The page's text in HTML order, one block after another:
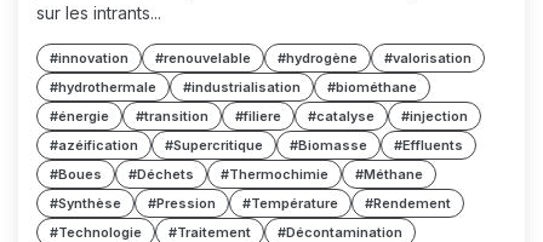
sur les intrants...
#innovation #renouvelable #hydrogène
#valorisation
#hydrothermale
#industrialisation
#biométhane
#énergie
#transition #filiere #catalyse
#injection
#azéification
#Supercritique #Biomasse
#Effluents
#Boues
#Déchets #Thermochimie
#Méthane
#Synthèse
#Pression #Température
#Rendement
#Technologie
#Traitement
#Décontamination